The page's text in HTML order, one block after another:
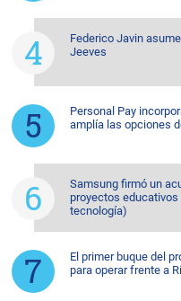
Federico Javin
Jeeves
Personal Pay
amplía las opciones
Samsung firmó un
proyectos
tecnología)
El primer buque del
para operar frente a